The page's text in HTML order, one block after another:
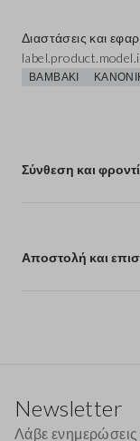
Διαστάσεις και
ΒΑΜΒΆΚΙ
Σύνθεση και
Αποστολή και
Newsletter
Λάβε ενημερώσεις